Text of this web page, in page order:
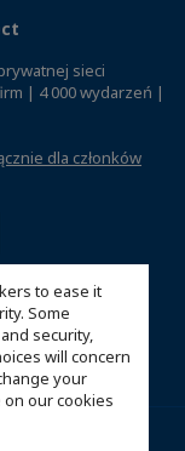
to ease it
Some
security,
will concern
your
on our cookies
sieci
| 4 000 wydarzeń |
dla członków